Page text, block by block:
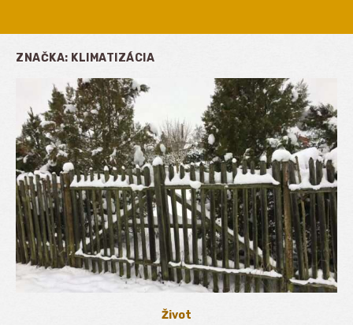
ZNAČKA: KLIMATIZÁCIA
Život